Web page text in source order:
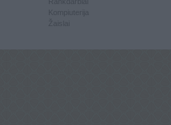
Kompiuterija
Žaislai